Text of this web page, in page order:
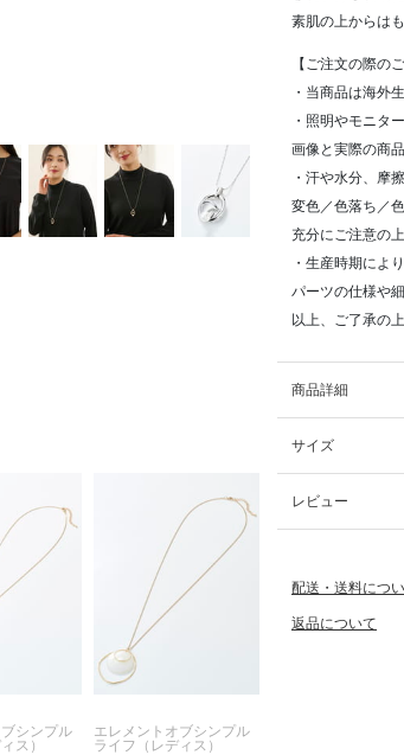
シンプル
ス）
エレメントオブシンプル
ライフ（レディス）
素肌の上からは
【ご注文の際の
・当商品は海外
・照明やモニタ
画像と実際の商
・汗や水分、摩
変色／色落ち／
充分にご注意の
・生産時期により
パーツの仕様や
以上、ご了承の
商品詳細
サイズ
レビュー
配送・送料につ
返品について